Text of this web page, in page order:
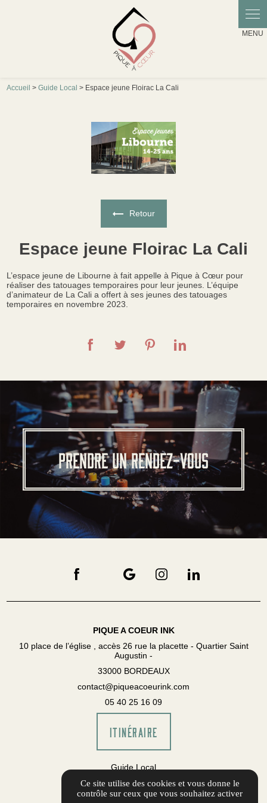
Accueil >Guide Local > Espace jeune Floirac La Cali
Retour
Espace jeune Floirac La Cali
L’espace jeune de Libourne à fait appelle à Pique à Cœur pour
réaliser des tatouages temporaires pour leur jeunes. L’équipe
d’animateur de La Cali a offert à ses jeunes des tatouages
temporaires en novembre 2023.
PRENDRE UN RENDEZ-VOUS
PIQUE A COEUR INK
10 place de l’église , accès 26 rue la placette - Quartier Saint
Augustin -
33000 BORDEAUX
contact@piqueacoeurink.com
05 40 25 16 09
ITINÉRAIRE
Guide Local
Informations complémentaires
Mentions légales
Ce site utilise des cookies et vous donne le
contrôle sur ceux que vous souhaitez activer